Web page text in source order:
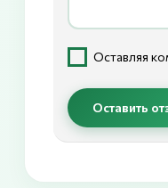
Оставляя
Оставить